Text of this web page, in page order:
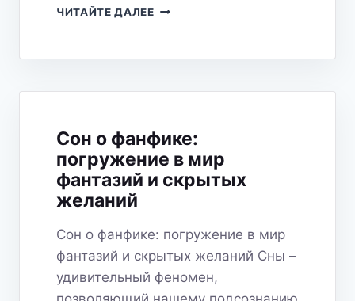
ЧИТАЙТЕ ДАЛЕЕСНЫ
ЧТО
ОЗНАЧАЮТ
ПРИХОДЯТ?
Сон о фанфике:
погружение в мир
фантазий и скрытых
желаний
Сон о фанфике: погружение в мир
фантазий и скрытых желаний Сны –
удивительный феномен,